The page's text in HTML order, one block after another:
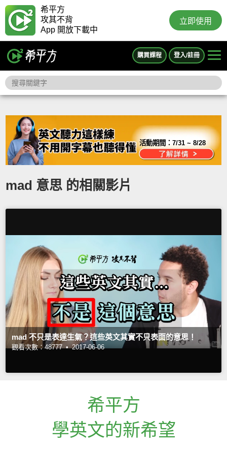
希平方
攻其不背
App 開放下載中
立即使用
購買課程 登入/註冊
活動期間：7/31 ~ 8/28
mad 意思 的相關影片
mad 不只是表達生氣？這些英文其實不只表面的意思！
觀看次數：48777 • 2017-06-06
希平方
學英文的新希望